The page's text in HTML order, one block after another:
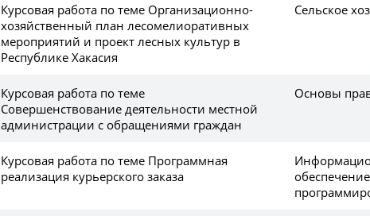
Курсовая работа по теме Организационно-
хозяйственный план лесомелиоративных
мероприятий и проект лесных культур в
Республике Хакасия
Сельское
Курсовая работа по теме
Совершенствование деятельности местной
администрации с обращениями граждан
Основы
Курсовая работа по теме Программная
реализация курьерского заказа